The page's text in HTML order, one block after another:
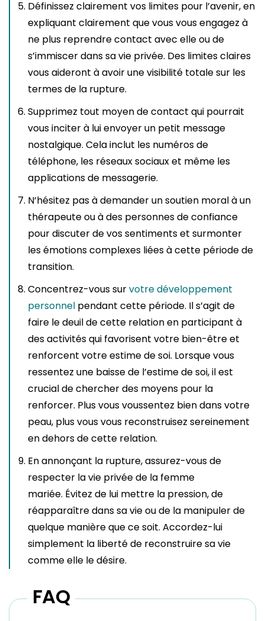
Définissez clairement vos limites pour l’avenir, en
expliquant clairement que vous vous engagez à
ne plus reprendre contact avec elle ou de
s’immiscer dans sa vie privée. Des limites claires
vous aideront à avoir une visibilité totale sur les
termes de la rupture.
Supprimez tout moyen de contact qui pourrait
vous inciter à lui envoyer un petit message
nostalgique. Cela inclut les numéros de
téléphone, les réseaux sociaux et même les
applications de messagerie.
N’hésitez pas à demander un soutien moral à un
thérapeute ou à des personnes de confiance
pour discuter de vos sentiments et surmonter
les émotions complexes liées à cette période de
transition.
Concentrez-vous survotre développement
personnel pendant cette période. Il s’agit de
faire le deuil de cette relation en participant à
des activités qui favorisent votre bien-être et
renforcent votre estime de soi. Lorsque vous
ressentez une baisse de l’estime de soi, il est
crucial de chercher des moyens pour la
renforcer. Plus vous voussentez bien dans votre
peau, plus vous vous reconstruisez sereinement
en dehors de cette relation.
En annonçant la rupture, assurez-vous de
respecter la vie privée de la femme
mariée. Évitez de lui mettre la pression, de
réapparaître dans sa vie ou de la manipuler de
quelque manière que ce soit. Accordez-lui
simplement la liberté de reconstruire sa vie
comme elle le désire.
FAQ